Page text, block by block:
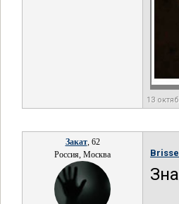
13
Закат, 62
Россия, Москва